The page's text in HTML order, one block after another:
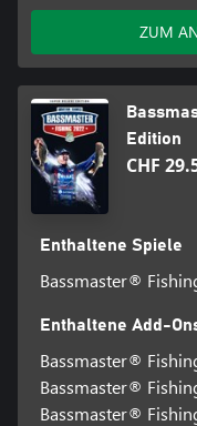
ZUM
Edition
CHF
Enthaltene Spiele
Bassmaster®
Enthaltene Add-
Bassmaster®
Bassmaster®
Bassmaster®